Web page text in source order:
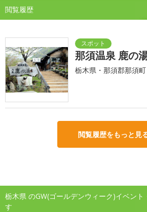
閲覧履歴
那須温泉 鹿の
栃木県・那須郡那須町
閲覧履歴をもっと見
栃木県 のGW(ゴールデンウィーク)イベン
す